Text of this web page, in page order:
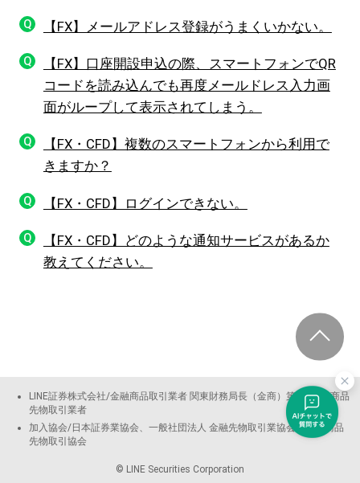
Q 【FX】メールアドレス登録がうまくいかない。
Q
【FX】口座開設申込の際、スマートフォンでQR
コードを読み込んでも再度メールドレス入力画
面がループして表示されてしまう。
Q
【FX・CFD】複数のスマートフォンから利用で
きますか？
Q 【FX・CFD】ログインできない。
Q
【FX・CFD】どのような通知サービスがあるか
教えてください。
LINE証券株式会社/金融商品取引業者 関東財務局長（金商）第3144号 商品
先物取引業者
加入協会/日本証券業協会、一般社団法人 金融先物取引業協会、日本商品
先物取引協会
© LINE Securities Corporation